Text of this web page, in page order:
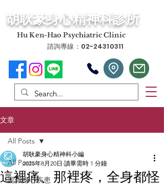
​胡耿豪身心精神科診所
​Hu Ken-Hao Psychiatric Clinic
諮詢專線：02-24310311
文章
All Posts
認識身心疾患
All Posts
這裡痛、那裡疼，全身都怪
胡耿豪身心精神科小編
2025年8月20日 讀畢需時 1 分鐘